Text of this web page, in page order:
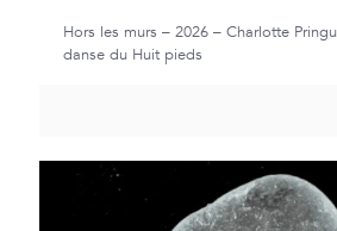
Hors les murs – 2026 – Charlotte
danse du Huit pieds